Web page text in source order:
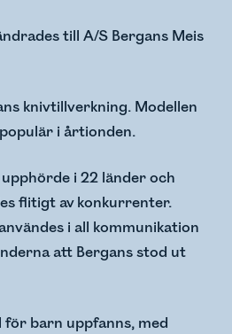
till A/S Bergans Meis
knivtillverkning. Modellen
i årtionden.
i 22 länder och
flitigt av konkurrenter.
i all kommunikation
att Bergans stod ut
för barn uppfanns, med